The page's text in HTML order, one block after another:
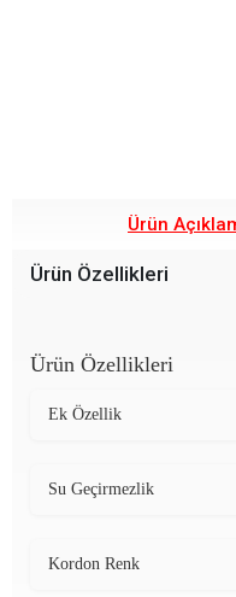
Ürün
Ürün Özellikleri
Ürün Özellikleri
Ek Özellik
Su Geçirmezlik
Kordon Renk